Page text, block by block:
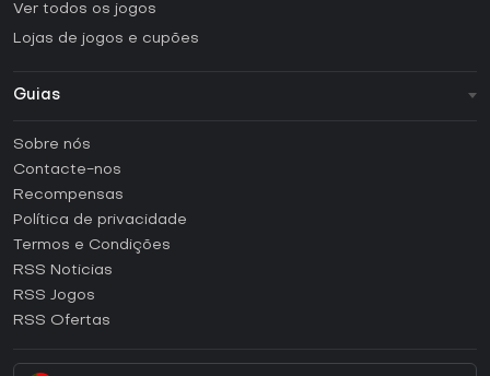
Ver todos os jogos
Lojas de jogos e cupões
Guias
Como ativar uma CD Key Steam?
Como ativar uma CD Key Epic Games?
Como ativar uma CD Key GOG?
Como ativar uma CD Key Ubisoft Connect?
Como ativar uma CD Key EA App?
Sobre nós
Contacte-nos
Recompensas
Política de privacidade
Termos e Condições
RSS Noticias
RSS Jogos
RSS Ofertas